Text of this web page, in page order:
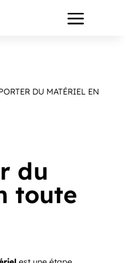
a
DU MATÉRIEL EN
du
toute